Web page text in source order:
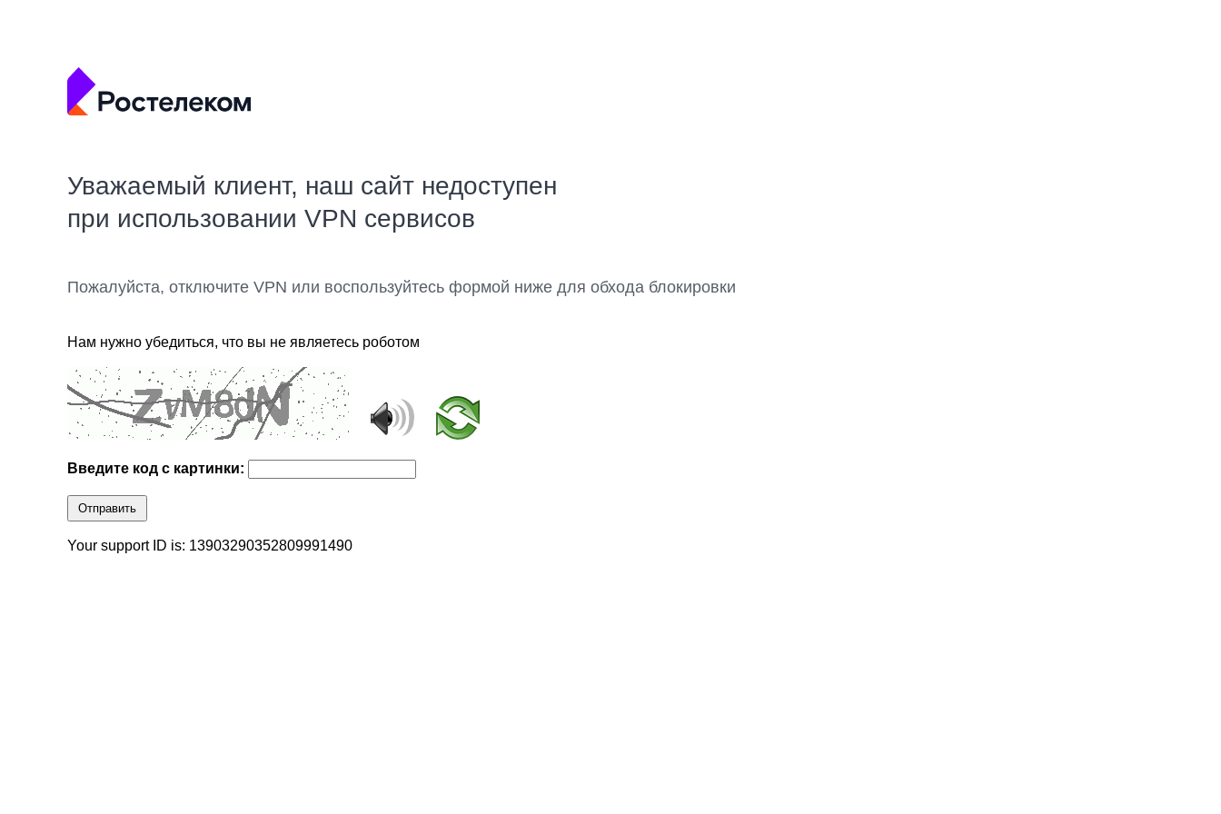
Уважаемый клиент, наш сайт недоступен
при использовании VPN сервисов
Пожалуйста, отключите VPN или воспользуйтесь формой ниже для обхода блокировки
Нам нужно убедиться, что вы не являетесь роботом
Введите код с картинки:
Отправить
Your support ID is: 13903290352809991490